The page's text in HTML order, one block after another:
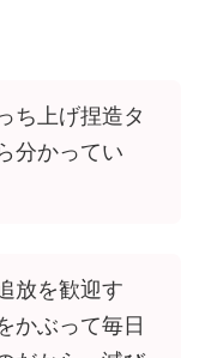
ち上げ捏造タ
分かってい
放を歓迎す
かぶって毎日